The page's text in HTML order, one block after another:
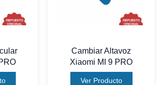
Cambiar Altavoz
Xiaomi MI 9 PRO
Ver Producto